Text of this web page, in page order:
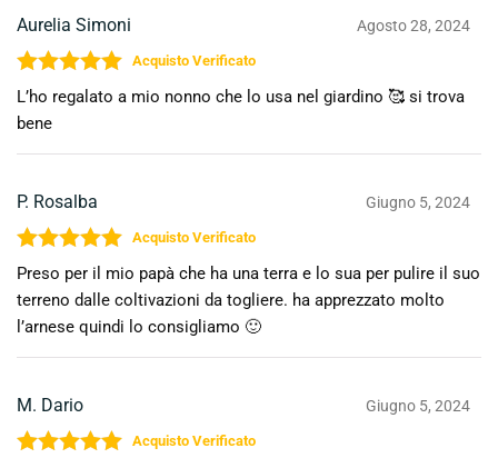
Aurelia Simoni Agosto 28, 2024
Valutato5su 5
L’ho regalato a mio nonno che lo usa nel giardino 🥰 si trova
bene
P. Rosalba Giugno 5, 2024
Valutato 5su 5
Preso per il mio papà che ha una terra e lo sua per pulire il suo
terreno dalle coltivazioni da togliere. ha apprezzato molto
l’arnese quindi lo consigliamo 🙂
M. Dario Giugno 5, 2024